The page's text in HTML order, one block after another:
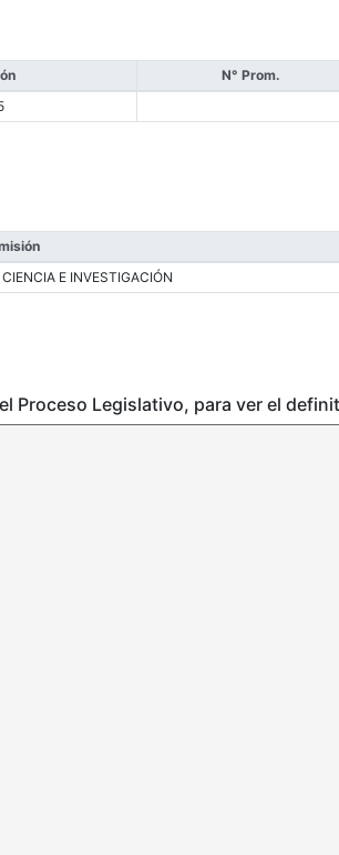
N° Prom.
E INVESTIGACIÓN
Proceso Legislativo, para ver el